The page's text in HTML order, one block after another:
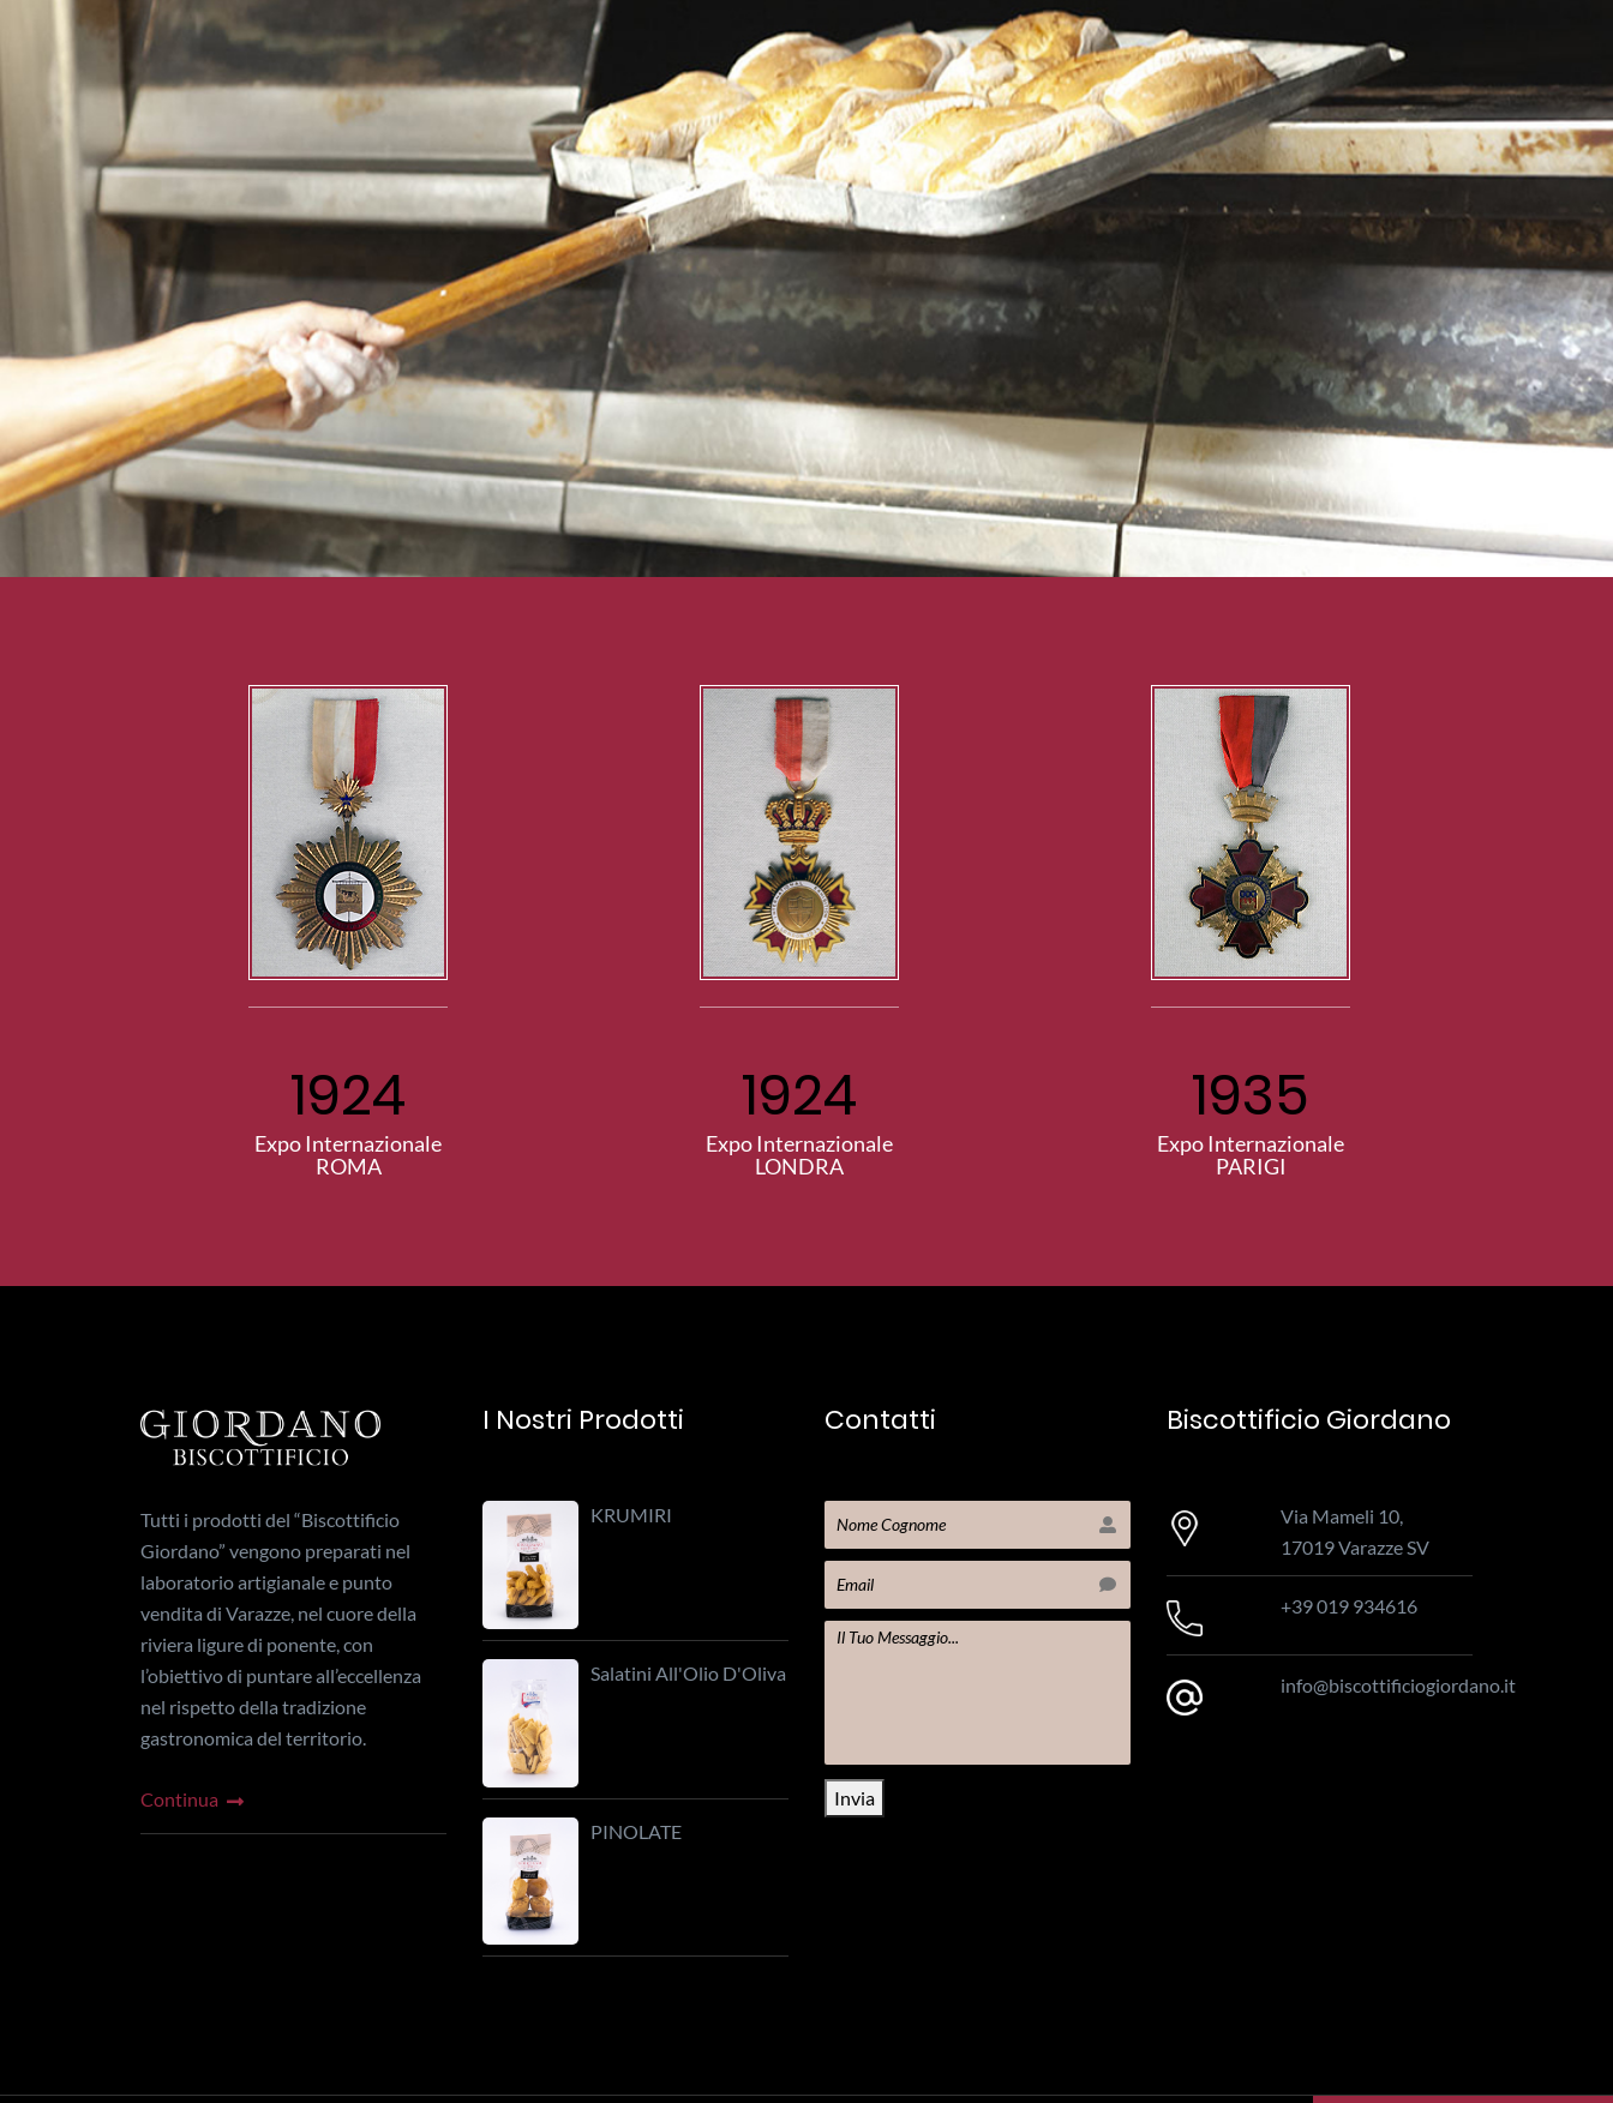
1924
Expo Internazionale
ROMA
1924
Expo Internazionale
LONDRA
1935
Expo Internazionale
PARIGI
Tutti i prodotti del “Biscottificio
Giordano” vengono preparati nel
laboratorio artigianale e punto
vendita di Varazze, nel cuore della
riviera ligure di ponente, con
l’obiettivo di puntare all’eccellenza
nel rispetto della tradizione
gastronomica del territorio.
Continua
I Nostri Prodotti
KRUMIRI
Salatini All'Olio D'Oliva
PINOLATE
Contatti
Invia
Biscottificio Giordano
Via Mameli 10,
17019 Varazze SV
+39 019 934616
info@biscottificiogiordano.it